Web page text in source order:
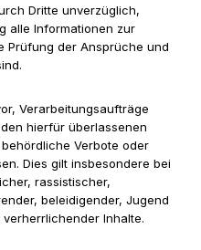
Dritte unverzüglich,
alle Informationen zur
Prüfung der Ansprüche und
Verarbeitungsaufträge
hierfür überlassenen
Verbote oder
Dies gilt insbesondere bei
rassistischer,
beleidigender, Jugend
Inhalte.